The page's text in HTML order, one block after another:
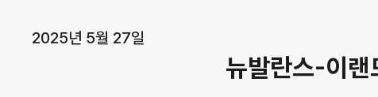
2025년 5월 27일
뉴발란스-이랜